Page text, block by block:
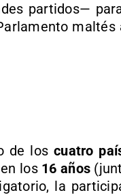
partidos—
de loscuatro
los 16 años
la